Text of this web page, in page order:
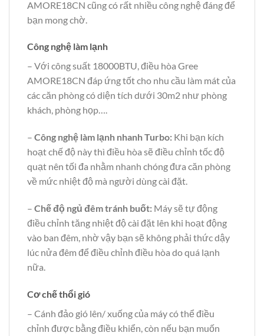
AMORE18CN cũng có rất nhiều công nghệ đáng để
bạn mong chờ.
Công nghệ làm lạnh
– Với công suất 18000BTU, điều hòa Gree
AMORE18CN đáp ứng tốt cho nhu cầu làm mát của
các căn phòng có diện tích dưới 30m2 như phòng
khách, phòng họp….
– Công nghệ làm lạnh nhanh Turbo: Khi bạn kích
hoạt chế độ này thì điều hòa sẽ điều chỉnh tốc độ
quạt nên tối đa nhằm nhanh chóng đưa căn phòng
về mức nhiệt độ mà người dùng cài đặt.
– Chế độ ngủ đêm tránh buốt: Máy sẽ tự động
điều chỉnh tăng nhiệt độ cài đặt lên khi hoạt động
vào ban đêm, nhờ vậy bạn sẽ không phải thức dậy
lúc nửa đêm để điều chỉnh điều hòa do quá lạnh
nữa.
Cơ chế thổi gió
– Cánh đảo gió lên/ xuống của máy có thể điều
chỉnh được bằng điều khiển, còn nếu bạn muốn